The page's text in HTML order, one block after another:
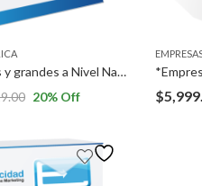
*Empresas medianas y grandes a Nivel Nacional. *Empresas en Colombia, Argentina, Perú, Chile y México.
20% Off $